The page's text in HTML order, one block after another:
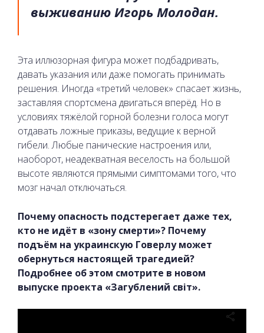
выживанию Игорь Молодан.
Эта иллюзорная фигура может подбадривать,
давать указания или даже помогать принимать
решения. Иногда «третий человек» спасает жизнь,
заставляя спортсмена двигаться вперёд. Но в
условиях тяжёлой горной болезни голоса могут
отдавать ложные приказы, ведущие к верной
гибели. Любые панические настроения или,
наоборот, неадекватная веселость на большой
высоте являются прямыми симптомами того, что
мозг начал отключаться.
Почему опасность подстерегает даже тех,
кто не идёт в «зону смерти»? Почему
подъём на украинскую Говерлу может
обернуться настоящей трагедией?
Подробнее об этом смотрите в новом
выпуске проекта «Загублений світ».